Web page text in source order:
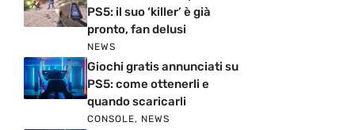
PS5: il suo ‘killer’ è già
pronto, fan delusi
NEWS
Giochi gratis annunciati su
PS5: come ottenerli e
quando scaricarli
CONSOLE, NEWS